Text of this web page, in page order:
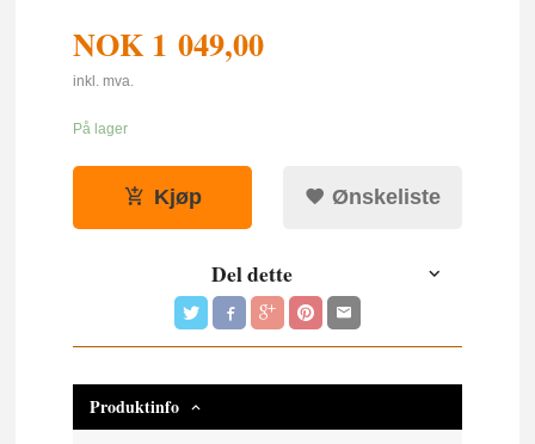
NOK 1 049,00
inkl. mva.
På lager
Kjøp Ønskeliste
Del dette
Produktinfo